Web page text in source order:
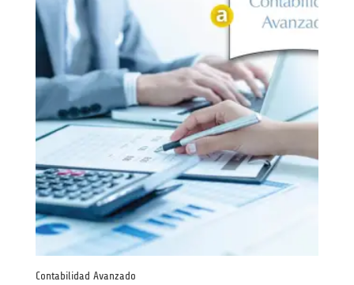
hasta
271,00€
Contabilidad Avanzado